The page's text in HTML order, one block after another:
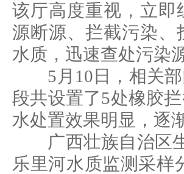
该厅高度重视，立即
源断源、拦截污染、
水质，迅速查处污染源
5月10日，相关部
段共设置了5处橡胶
水处置效果明显，逐
广西壮族自治区生
乐里河水质监测采样